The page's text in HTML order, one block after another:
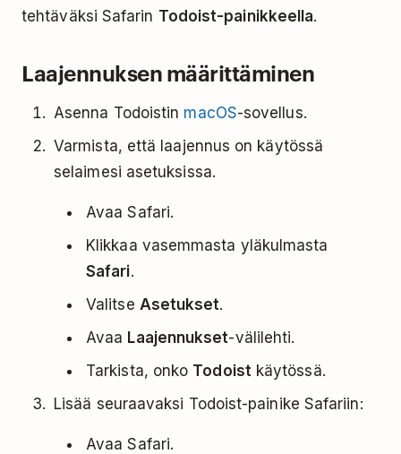
tehtäväksi Safarin Todoist-painikkeella.
Laajennuksen määrittäminen
Asenna Todoistin macOS-sovellus.
Varmista, että laajennus on käytössä
selaimesi asetuksissa.
Avaa Safari.
Klikkaa vasemmasta yläkulmasta
Safari.
Valitse Asetukset.
Avaa Laajennukset-välilehti.
Tarkista, onko Todoistkäytössä.
Lisää seuraavaksi Todoist-painike Safariin:
Avaa Safari.